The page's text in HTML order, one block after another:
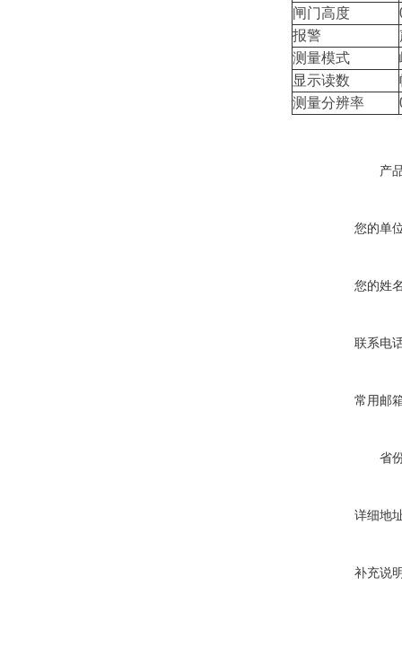
闸门高度
报警
测量模式
显示读数
测量分辨率
产
您的单
您的姓
联系电
常用邮
省
详细地
补充说